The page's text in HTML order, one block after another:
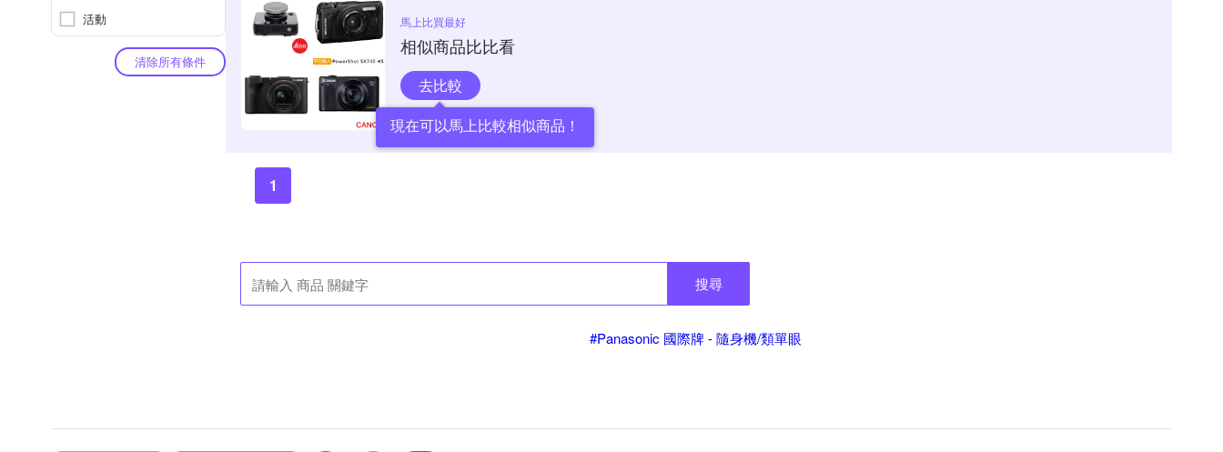
活動
清除所有條件
馬上比買最好
相似商品比比看
去比較
現在可以馬上比較相似商品！
1
搜尋
#Panasonic 國際牌 - 隨身機/類單眼